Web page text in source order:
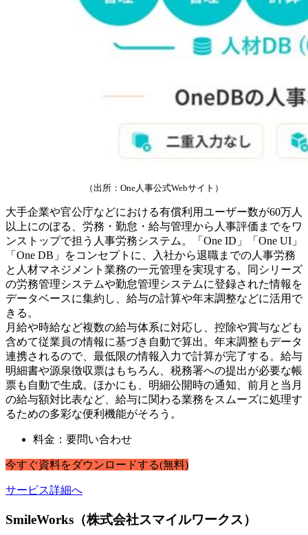
（出所：One人事公式Webサイト）
大手企業や官公庁などにおける有償利用ユーザー数が60万人
以上にのぼる、労務・勤怠・給与管理から人事評価までをワ
ンストップで担う人事労務システム。「One ID」「One UI」
「One DB」をコンセプトに、入社から退職までの人事労務
と人材マネジメント業務の一元管理を実現する。同シリーズ
の労務管理システムや勤怠管理システムに登録された情報を
データベースに集約し、給与の計算や年末調整などに活用で
きる。
月給や時給など複数の給与体系に対応し、控除や賞与なども
含めて従業員の情報に基づき自動で算出。年末調整もデータ
連携されるので、最低限の情報入力で計算が完了する。給与
明細書や源泉徴収票はもちろん、税務署への提出が必要な帳
票も自動で生成。ほかにも、明細公開時の通知、前月と当月
の給与額対比表など、給与に関わる業務をスムーズに処理す
るための多彩な便利機能がそろう。
料金：要問い合わせ
今すぐ資料をダウンロードする(無料)
サービス詳細へ
SmileWorks（株式会社スマイルワークス）